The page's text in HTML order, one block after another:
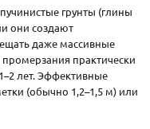
грунты (глины
они создают
даже массивные
практически
лет. Эффективные
(обычно 1,2–1,5 м) или